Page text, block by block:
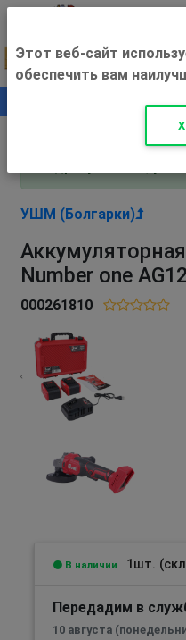
Внимание! С 3
УШМ (Болгарки)
Number one
000261810
В наличии 1шт.
Передадим в
10 августа
Этот веб-сайт
обеспечить вам